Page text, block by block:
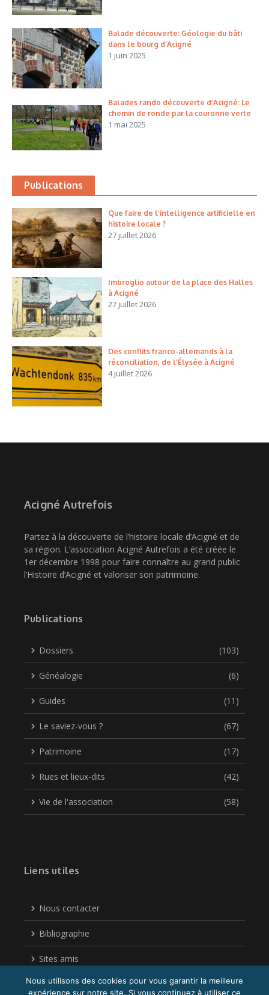
Balade découverte: Géologie du bâti
dans le bourg d’Acigné
1 juin 2025
Balades rando découverte d’Acigné: Le
chemin de ronde par la couronne verte
1 mai 2025
Publications
Que faire de l’intelligence artificielle en
histoire locale ?
27 juillet 2026
Imbroglio autour de la place des Halles
à Acigné
27 juillet 2026
Des conflits franco-allemands à la
réconciliation, de l’Élysée à Acigné
4 juillet 2026
Acigné Autrefois
Partez à la découverte de l’histoire locale d’Acigné et de
sa région. L’association Acigné Autrefois a été créée le
1er décembre 1998 pour faire connaître au grand public
l’Histoire d’Acigné et valoriser son patrimoine.
Publications
Dossiers (103)
Généalogie (6)
Guides (11)
Le saviez-vous ? (67)
Patrimoine (17)
Rues et lieux-dits (42)
Vie de l'association (58)
Liens utiles
Nous contacter
Bibliographie
Sites amis
Politique de confidentialité
Nous utilisons des cookies pour vous garantir la meilleure
expérience sur notre site. Si vous continuez à utiliser ce